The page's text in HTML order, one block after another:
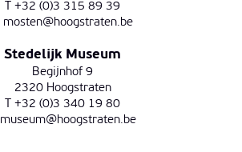
T +32 (0)3 315 89 39
mosten@hoogstraten.be
Stedelijk Museum
Begijnhof 9
2320 Hoogstraten
T +32 (0)3 340 19 80
museum@hoogstraten.be